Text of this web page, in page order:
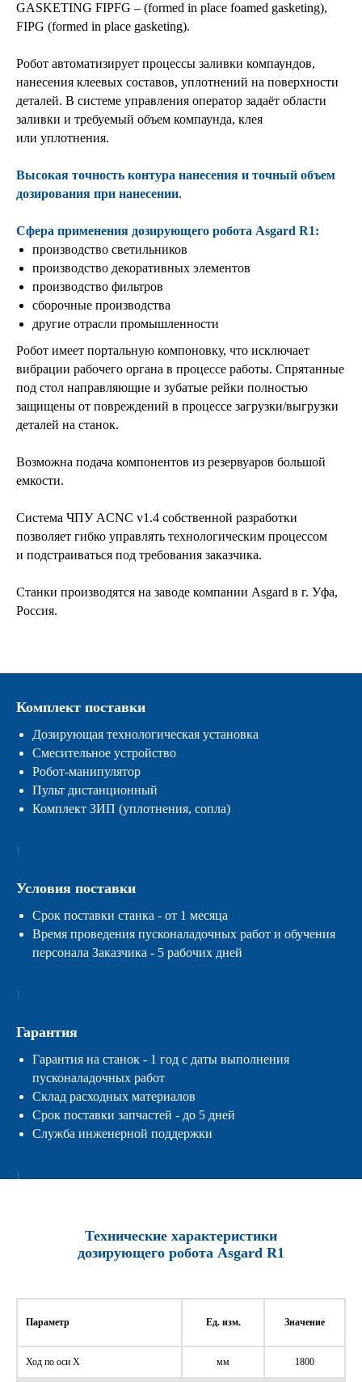
GASKETING FIPFG – (formed in place foamed gasketing),
FIPG (formed in place gasketing).
Робот автоматизирует процессы заливки компаундов,
нанесения клеевых составов, уплотнений на поверхности
деталей. В системе управления оператор задаёт области
заливки и требуемый объем компаунда, клея
или уплотнения.
Высокая точность контура нанесения и точный объем
дозирования при нанесении.
Сфера применения дозирующего робота Asgard R1:
производство светильников
производство декоративных элементов
производство фильтров
сборочные производства
другие отрасли промышленности
Робот имеет портальную компоновку, что исключает
вибрации рабочего органа в процессе работы. Спрятанные
под стол направляющие и зубатые рейки полностью
защищены от повреждений в процессе загрузки/выгрузки
деталей на станок.
Возможна подача компонентов из резервуаров большой
емкости.
Система ЧПУ ACNC v1.4 собственной разработки
позволяет гибко управлять технологическим процессом
и подстраиваться под требования заказчика.
Станки производятся на заводе компании Asgard в г. Уфа,
Россия.
Комплект поставки
Дозирующая технологическая установка
Смесительное устройство
Робот-манипулятор
Пульт дистанционный
Комплект ЗИП (уплотнения, сопла)
Условия поставки
Срок поставки станка - от 1 месяца
Время проведения пусконаладочных работ и обучения
персонала Заказчика - 5 рабочих дней
Гарантия
Гарантия на станок - 1 год с даты выполнения
пусконаладочных работ
Склад расходных материалов
Срок поставки запчастей - до 5 дней
Служба инженерной поддержки
Технические характеристики
дозирующего робота Asgard R1
Параметр Ед. изм. Значение
Ход по оси X мм 1800